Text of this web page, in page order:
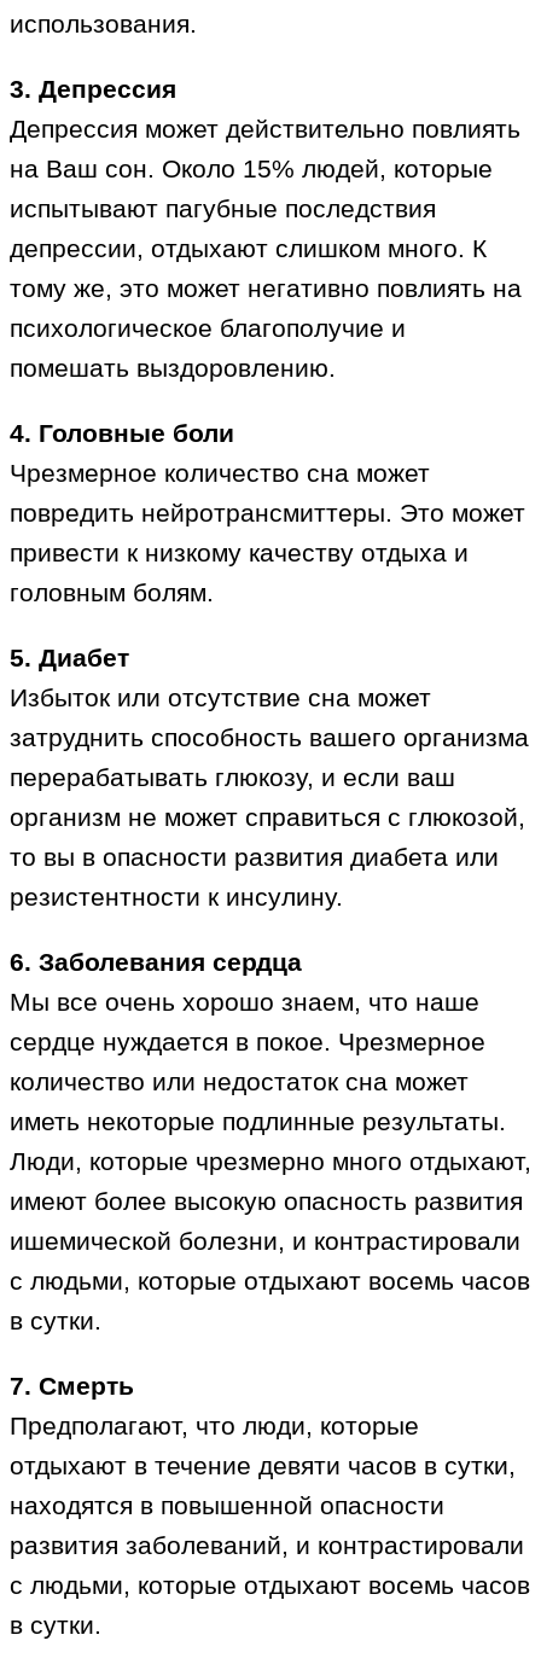
использования.
3. Депрессия
Депрессия может действительно повлиять
на Ваш сон. Около 15% людей, которые
испытывают пагубные последствия
депрессии, отдыхают слишком много. К
тому же, это может негативно повлиять на
психологическое благополучие и
помешать выздоровлению.
4. Головные боли
Чрезмерное количество сна может
повредить нейротрансмиттеры. Это может
привести к низкому качеству отдыха и
головным болям.
5. Диабет
Избыток или отсутствие сна может
затруднить способность вашего организма
перерабатывать глюкозу, и если ваш
организм не может справиться с глюкозой,
то вы в опасности развития диабета или
резистентности к инсулину.
6. Заболевания сердца
Мы все очень хорошо знаем, что наше
сердце нуждается в покое. Чрезмерное
количество или недостаток сна может
иметь некоторые подлинные результаты.
Люди, которые чрезмерно много отдыхают,
имеют более высокую опасность развития
ишемической болезни, и контрастировали
с людьми, которые отдыхают восемь часов
в сутки.
7. Смерть
Предполагают, что люди, которые
отдыхают в течение девяти часов в сутки,
находятся в повышенной опасности
развития заболеваний, и контрастировали
с людьми, которые отдыхают восемь часов
в сутки.